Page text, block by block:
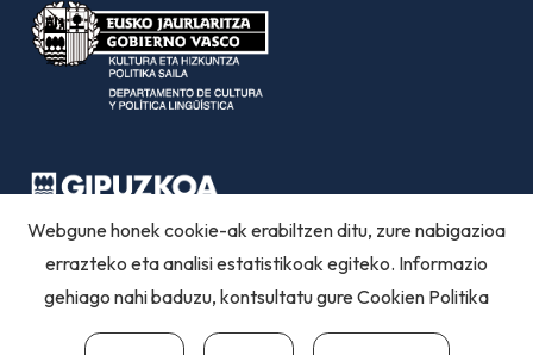
Webgune honek cookie-ak erabiltzen ditu, zure nabigazioa
errazteko eta analisi estatistikoak egiteko. Informazio
gehiago nahi baduzu, kontsultatu gureCookien Politika